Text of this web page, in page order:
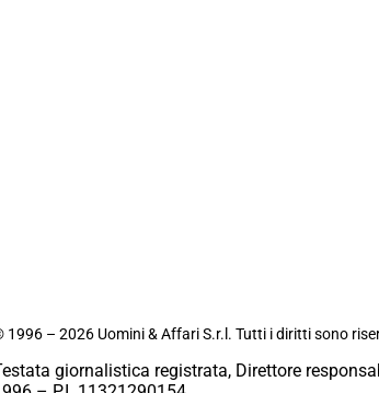
1996 – 2026 Uomini & Affari S.r.l. Tutti i diritti sono
giornalistica registrata, Direttore